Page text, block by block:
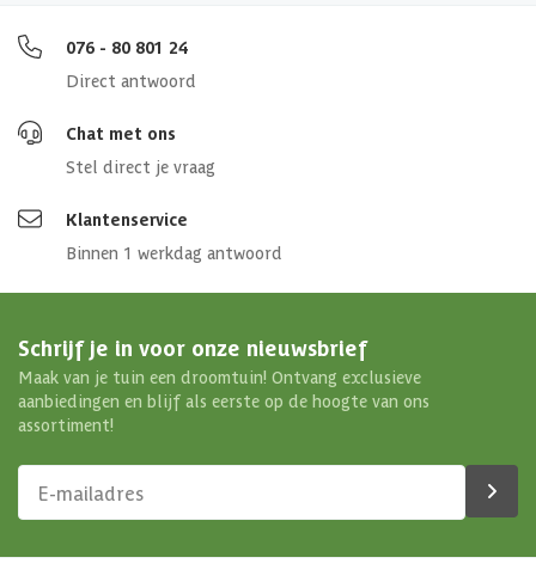
076 - 80 801 24
Direct antwoord
Chat met ons
Stel direct je vraag
Klantenservice
Binnen 1 werkdag antwoord
Schrijf je in voor onze nieuwsbrief
Maak van je tuin een droomtuin! Ontvang exclusieve
aanbiedingen en blijf als eerste op de hoogte van ons
assortiment!